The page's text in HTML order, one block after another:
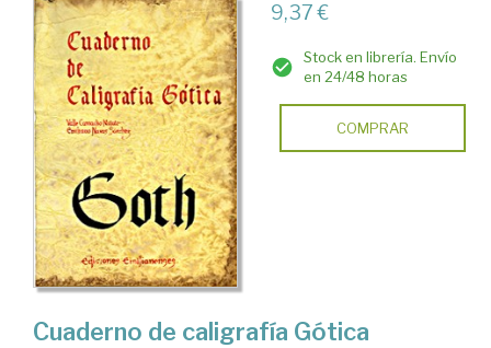
9,37 €
Stock en librería. Envío
en 24/48 horas
COMPRAR
Cuaderno de caligrafía Gótica